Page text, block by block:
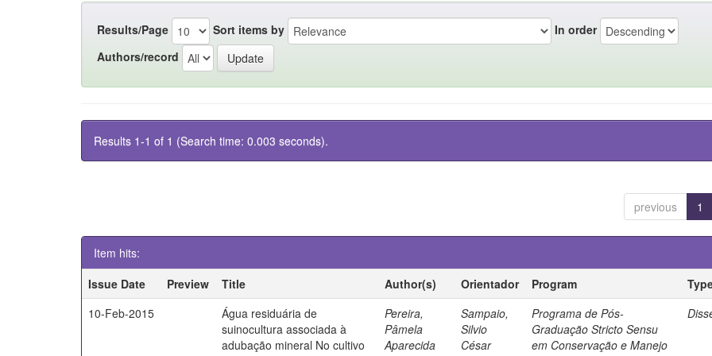
Results/Page Sort items by
In order
Authors/record
Results 1-1 of 1 (Search time: 0.003 seconds).
previous 1
Item hits:
Issue Date
Preview Title Author(s) Orientador Program
10-Feb-2015
Água residuária de
suinocultura associada à
adubação mineral No cultivo
Pereira,
Pâmela
Aparecida
Sampaio,
Silvio
César
Programa de Pós-
Graduação Stricto Sensu
em Conservação e Manejo